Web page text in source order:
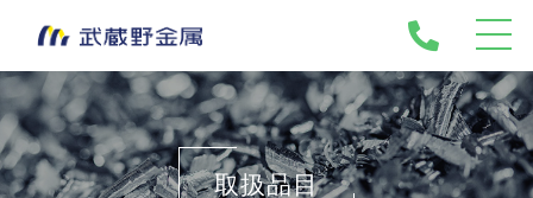
ホーム
武蔵野金属について
会社情報
取扱品目